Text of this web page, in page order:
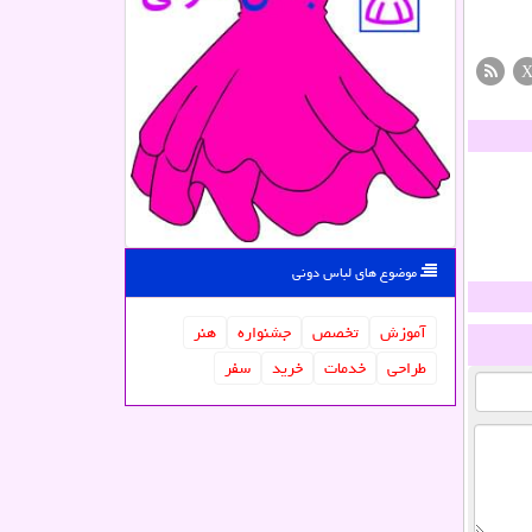
X
موضوع های لباس دونی
آموزش تخصص جشنواره
هنر
طراحی
خدمات خرید سفر